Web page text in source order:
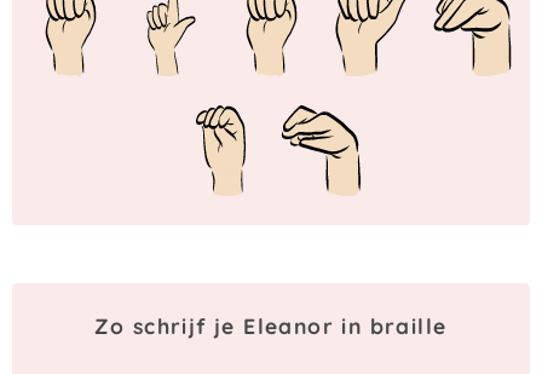
Zo schrijf je Eleanor in braille